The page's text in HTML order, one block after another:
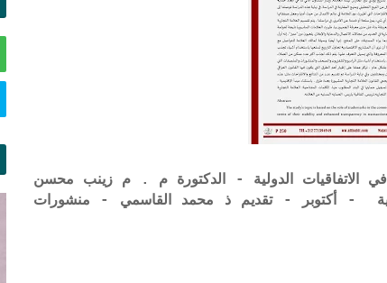
في الاتفاقيات الدولية - الدكتورة م . م زينب محسن
العلمية - أكتوبر - تقديم ذ محمد القاسمي - منشورات